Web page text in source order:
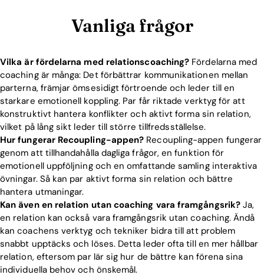
Vanliga frågor
Vilka är fördelarna med relationscoaching? Fördelarna med
coaching är många: Det förbättrar kommunikationen mellan
parterna, främjar ömsesidigt förtroende och leder till en
starkare emotionell koppling. Par får riktade verktyg för att
konstruktivt hantera konflikter och aktivt forma sin relation,
vilket på lång sikt leder till större tillfredsställelse.
Hur fungerar Recoupling-appen? Recoupling-appen fungerar
genom att tillhandahålla dagliga frågor, en funktion för
emotionell uppföljning och en omfattande samling interaktiva
övningar. Så kan par aktivt forma sin relation och bättre
hantera utmaningar.
Kan även en relation utan coaching vara framgångsrik?Ja,
en relation kan också vara framgångsrik utan coaching. Ändå
kan coachens verktyg och tekniker bidra till att problem
snabbt upptäcks och löses. Detta leder ofta till en mer hållbar
relation, eftersom par lär sig hur de bättre kan förena sina
individuella behov och önskemål.